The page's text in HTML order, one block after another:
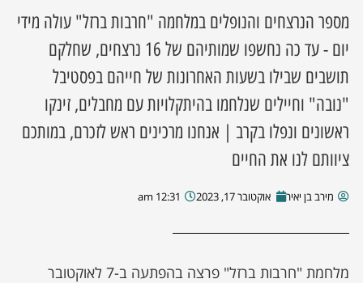
השבוע
מקומית
מספר הנרצחים והנופלים במלחמה "חרבות ברזל" עולה מידי
יום - עד כה נחשפו שמותיהם של 16 נרצחים, שחלקם
תושבים שבילו בשעות האחרונות של חייהם בפסטיבל
"נובה" וחיילים שנלחמו בהיתקלויות עם מחבלים, זינקו
ראשונים ונפלו בקרב | אנחנו מרכינים ראש לזכרם, במותכם
ציוותם לנו את החיים
מירב בן יאיר אוקטובר 17, 2023 12:31 am
מלחמת "חרבות ברזל" פרצה בהפתעה ב-7 לאוקטובר